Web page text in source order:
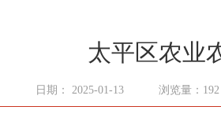
太平区农业
日期： 2025-01-13 浏览量：192